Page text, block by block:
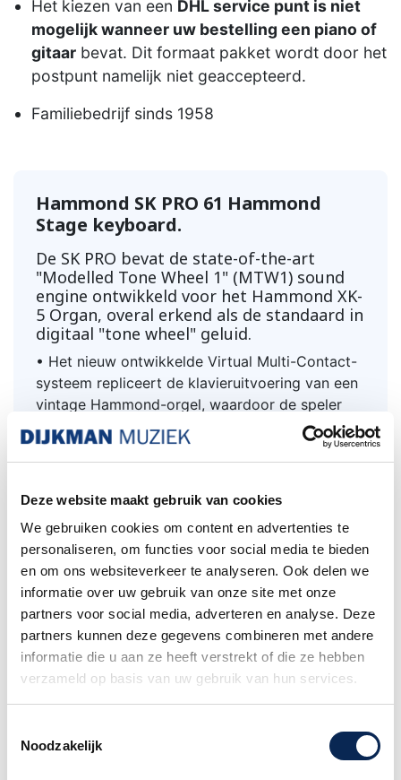
Deze website maakt gebruik van cookies
We gebruiken cookies om content en advertenties te
personaliseren, om functies voor social media te bieden
en om ons websiteverkeer te analyseren. Ook delen we
informatie over uw gebruik van onze site met onze
partners voor social media, adverteren en analyse. Deze
partners kunnen deze gegevens combineren met andere
informatie die u aan ze heeft verstrekt of die ze hebben
verzameld op basis van uw gebruik van hun services.
Noodzakelijk
Het kiezen van een DHL service punt is niet
mogelijk wanneer uw bestelling een piano of
gitaar bevat. Dit formaat pakket wordt door het
postpunt namelijk niet geaccepteerd.
Familiebedrijf sinds 1958
Hammond SK PRO 61 Hammond
Stage keyboard.
De SK PRO bevat de state-of-the-art
"Modelled Tone Wheel 1" (MTW1) sound
engine ontwikkeld voor het Hammond XK-
5 Organ, overal erkend als de standaard in
digitaal "tone wheel" geluid.
• Het nieuw ontwikkelde Virtual Multi-Contact-
systeem repliceert de klavieruitvoering van een
vintage Hammond-orgel, waardoor de speler
het kenmerkende Hammond-'gevoel' in elk
detail kan ervaren.
optionele Hammond MIDI Pedalboards zoals
XPK-130G, XPK-200G of XPK-200GL dit Virtual
Multi-Contact-systeem activeren voor het
pedaalgeluid.
• Een ingebouwde digitale Leslie van de nieuwe
generatie zorgt voor een diepere authenticiteit,
inclusief de luchtstroom van Leslie-rotoren, die
de unieke toon en het driedimensionale effect
van de Leslie getrouw reproduceert.
• Een speciaal systeem dat de Matching
Transformer van een vintage Hammond-orgel